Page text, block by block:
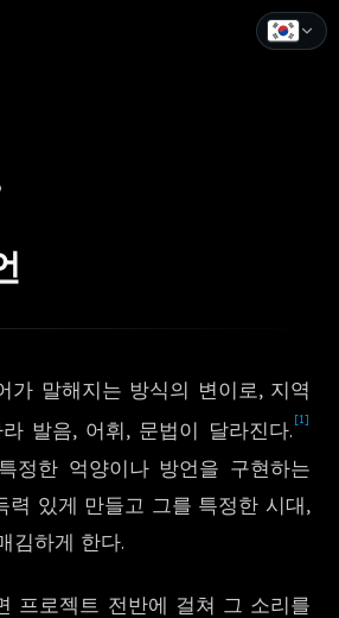
가 말해지는 방식의 변이로, 지역
발음, 어휘, 문법이 달라진다. [1]
정한 억양이나 방언을 구현하는
력 있게 만들고 그를 특정한 시대,
김하게 한다.
프로젝트 전반에 걸쳐 그 소리를
Русский
中文
日本語